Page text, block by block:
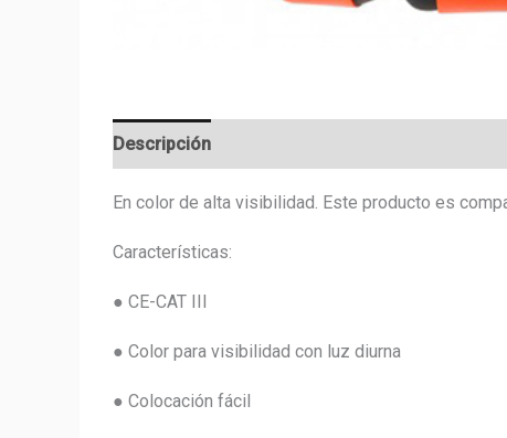
Descripción
En color de alta visibilidad. Este producto es
Características:
● CE-CAT III
● Color para visibilidad con luz diurna
● Colocación fácil